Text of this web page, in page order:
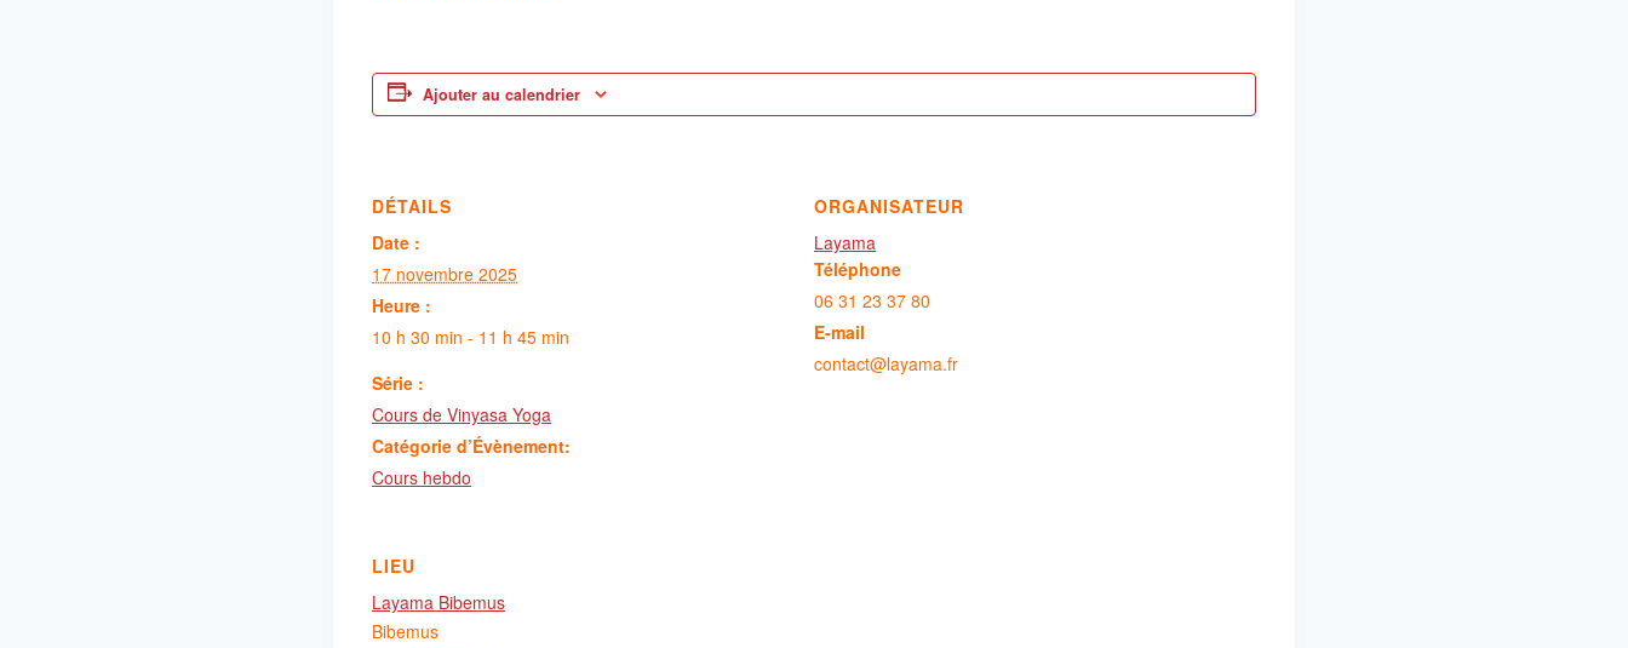
Ajouter au calendrier
DÉTAILS
Date :
17 novembre 2025
Heure :
10 h 30 min - 11 h 45 min
Série :
Cours de Vinyasa Yoga
Catégorie d’Évènement:
Cours hebdo
ORGANISATEUR
Layama
Téléphone
06 31 23 37 80
E-mail
contact@layama.fr
LIEU
Layama Bibemus
Bibemus